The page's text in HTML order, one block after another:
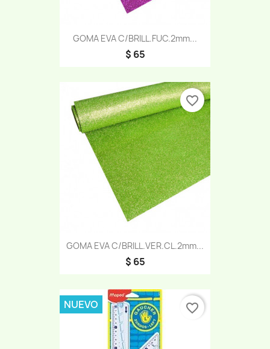
GOMA EVA C/BRILL.FUC.2mm...
$ 65
GOMA EVA C/BRILL.VER.CL.2mm...
$ 65
favorite_border
NUEVO favorite_border